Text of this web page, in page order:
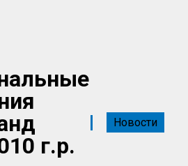
г.р.
Новости